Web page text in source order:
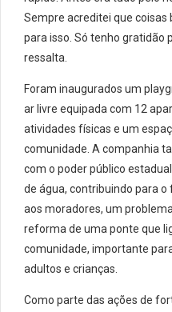
Sempre acreditei que coisas
para isso. Só tenho gratidão
ressalta.
Foram inaugurados um
ar livre equipada com 12
atividades físicas e um
comunidade. A companhia
com o poder público
de água, contribuindo para
aos moradores, um
reforma de uma ponte que
comunidade, importante
adultos e crianças.
Como parte das ações de